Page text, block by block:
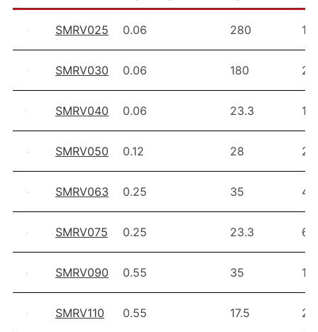
SMRV025 0.06 280 1.8
SMRV030 0.06 180 2.7
SMRV040 0.06 23.3 14
SMRV050 0.12 28 26
SMRV063 0.25 35 48
SMRV075 0.25 23.3 68
SMRV090 0.55 35 114
SMRV110 0.55 17.5